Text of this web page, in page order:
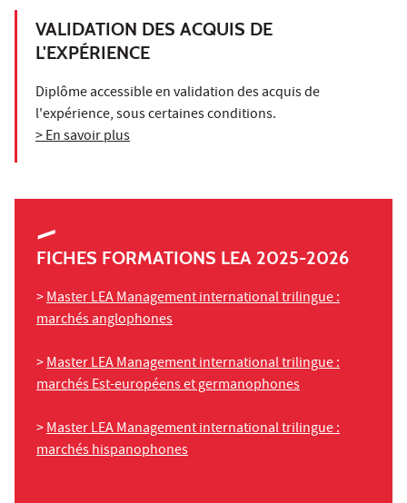
VALIDATION DES ACQUIS DE
L'EXPÉRIENCE
Diplôme accessible en validation des acquis de
l'expérience, sous certaines conditions.
> En savoir plus
FICHES FORMATIONS LEA 2025-2026
>Master LEA Management international trilingue :
marchés anglophones
>Master LEA Management international trilingue :
marchés Est-européens et germanophones
>Master LEA Management international trilingue :
marchés hispanophones